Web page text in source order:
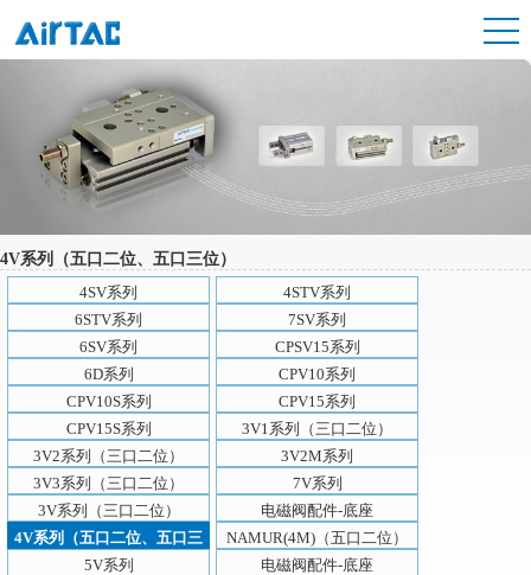
4V系列（五口二位、五口三位）
4SV系列
4STV系列
6STV系列
7SV系列
6SV系列
CPSV15系列
6D系列
CPV10系列
CPV10S系列
CPV15系列
CPV15S系列
3V1系列（三口二位）
3V2系列（三口二位）
3V2M系列
3V3系列（三口二位）
7V系列
3V系列（三口二位）
电磁阀配件-底座
4V系列（五口二位、五口三
位）
NAMUR(4M)（五口二位）
5V系列
电磁阀配件-底座